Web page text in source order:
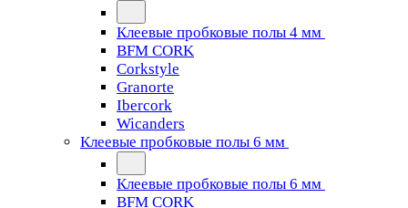
Клеевые пробковые полы 4 мм
BFM CORK
Corkstyle
Granorte
Ibercork
Wicanders
Клеевые пробковые полы 6 мм
Клеевые пробковые полы 6 мм
BFM CORK